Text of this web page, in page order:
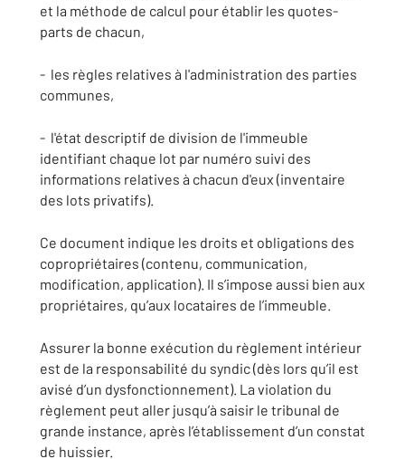
et la méthode de calcul pour établir les quotes-
parts de chacun,
- les règles relatives à l'administration des parties
communes,
- l'état descriptif de division de l'immeuble
identifiant chaque lot par numéro suivi des
informations relatives à chacun d'eux (inventaire
des lots privatifs).
Ce document indique les droits et obligations des
copropriétaires (contenu, communication,
modification, application). Il s’impose aussi bien aux
propriétaires, qu’aux locataires de l’immeuble.
Assurer la bonne exécution du règlement intérieur
est de la responsabilité du syndic (dès lors qu’il est
avisé d’un dysfonctionnement). La violation du
règlement peut aller jusqu’à saisir le tribunal de
grande instance, après l’établissement d’un constat
de huissier.